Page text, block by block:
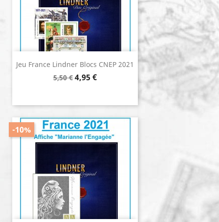
Jeu France Lindner Blocs CNEP 2021
Prix de base
5,50 € Prix
4,95 €
-10%